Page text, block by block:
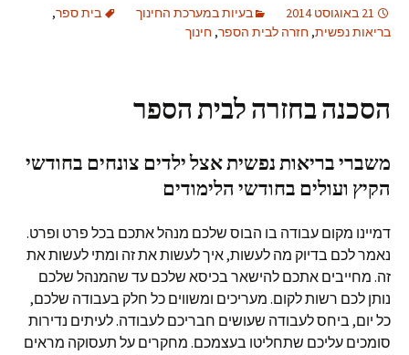
21 באוגוסט 2014 בעיות במערכת החינוך בית ספר,
בריאות נפשית, חזרה לבית הספר, חינוך
הסכנה בחזרה לבית הספר
משברי בריאות נפשית אצל ילדים צונחים בחודשי
הקיץ ועולים בחודשי הלימודים
דמיינו מקום עבודה בו הבוס שלכם מנהל אתכם בכל פרט ופרט.
נאמר לכם בדיוק מה לעשות, איך לעשות את זה ומתי לעשות את
זה. מחייבים אתכם להישאר בכיסא שלכם עד שהמנהל שלכם
נותן לכם רשות לקום. מעריכים ומשווים כל חלק בעבודה שלכם,
כל יום, ביחס לעבודה שעושים חבריכם לעבודה. לעיתים נדירות
סומכים עליכם שתחליטו בעצמכם. מחקרים על תעסוקה מראים